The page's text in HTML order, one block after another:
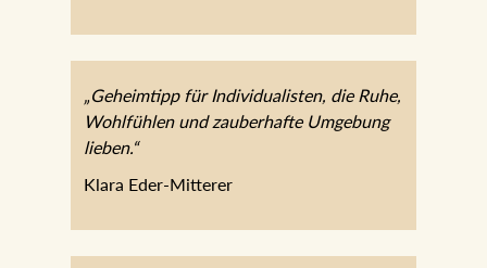
„Geheimtipp für Individualisten, die Ruhe,
Wohlfühlen und zauberhafte Umgebung
lieben.“
Klara Eder-Mitterer